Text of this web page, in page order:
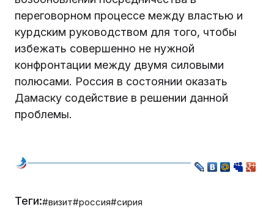
переговорном процессе между властью и
курдским руководством для того, чтобы
избежать совершенно не нужной
конфронтации между двумя силовыми
полюсами. Россия в состоянии оказать
Дамаску содействие в решении данной
проблемы.
Теги:#визит#россия#сирия